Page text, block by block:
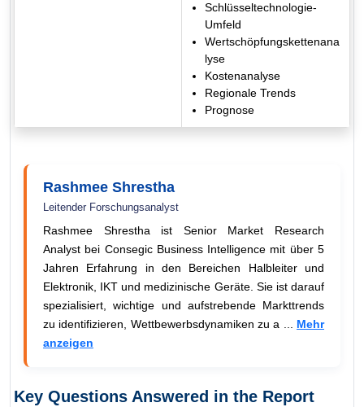
Schlüsseltechnologie-
Umfeld
Wertschöpfungskettenana
lyse
Kostenanalyse
Regionale Trends
Prognose
Rashmee Shrestha
Leitender Forschungsanalyst
Rashmee Shrestha ist Senior Market Research
Analyst bei Consegic Business Intelligence mit über 5
Jahren Erfahrung in den Bereichen Halbleiter und
Elektronik, IKT und medizinische Geräte. Sie ist darauf
spezialisiert, wichtige und aufstrebende Markttrends
zu identifizieren, Wettbewerbsdynamiken zu a ... Mehr
anzeigen
Key Questions Answered in the Report